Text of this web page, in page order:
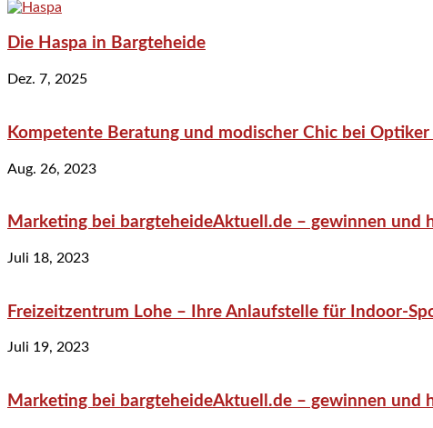
Die Haspa in Bargteheide
Dez. 7, 2025
Kompetente Beratung und modischer Chic bei
Aug. 26, 2023
Marketing bei bargteheideAktuell.de – gewinnen und
Juli 18, 2023
Freizeitzentrum Lohe – Ihre Anlaufstelle für Indoor-
Juli 19, 2023
Marketing bei bargteheideAktuell.de – gewinnen und